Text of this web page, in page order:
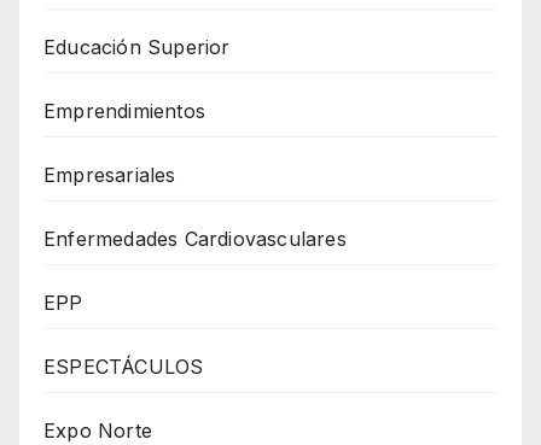
Educación Superior
Emprendimientos
Empresariales
Enfermedades Cardiovasculares
EPP
ESPECTÁCULOS
Expo Norte